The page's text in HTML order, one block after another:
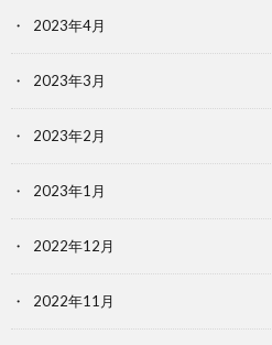
2023年4月
2023年3月
2023年2月
2023年1月
2022年12月
2022年11月